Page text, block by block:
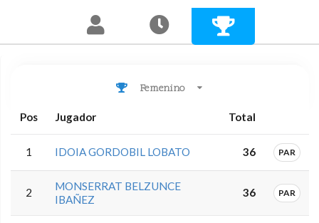
Femenino
Pos Jugador Total
1 IDOIA GORDOBIL LOBATO 36 PAR
2
MONSERRAT BELZUNCE
IBAÑEZ
36 PAR